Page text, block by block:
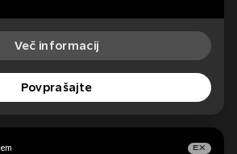
Več informacij
Povprašajte
EX